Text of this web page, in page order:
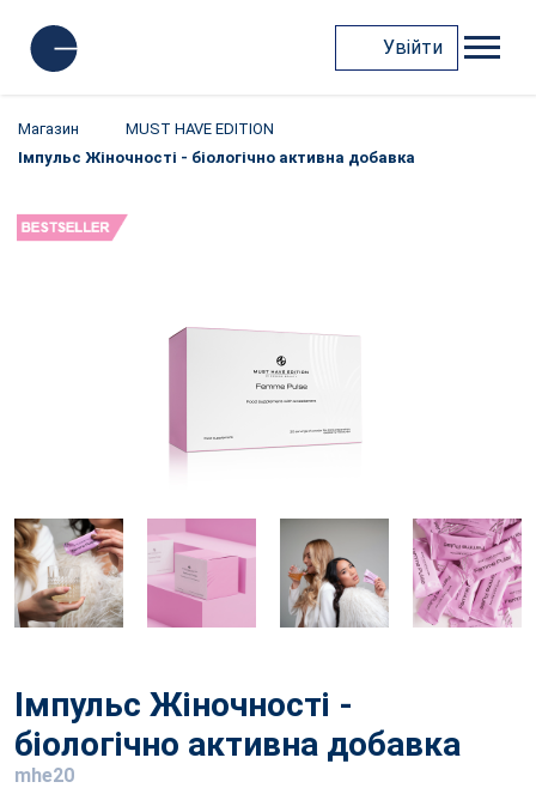
Увійти
Магазин
MUST HAVE EDITION
Імпульс Жіночності - біологічно активна добавка
Імпульс Жіночності -
біологічно активна добавка
mhe20